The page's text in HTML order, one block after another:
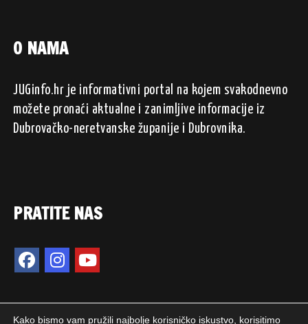
O NAMA
JUGinfo.hr je informativni portal na kojem svakodnevno
možete pronaći aktualne i zanimljive informacije iz
Dubrovačko-neretvanske županije i Dubrovnika.
PRATITE NAS
Kako bismo vam pružili najbolje korisničko iskustvo, korisitimo